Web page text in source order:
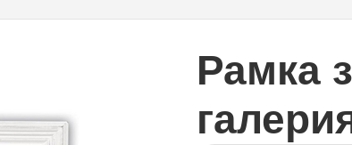
Рамка